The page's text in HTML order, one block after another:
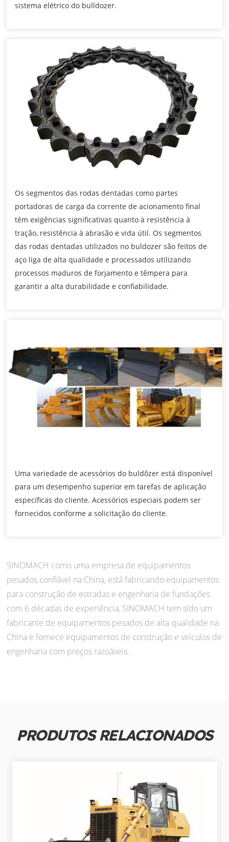
sistema elétrico do bulldozer.
Os segmentos das rodas dentadas como partes
portadoras de carga da corrente de acionamento final
têm exigências significativas quanto à resistência à
tração, resistência à abrasão e vida útil. Os segmentos
das rodas dentadas utilizados no buldozer são feitos de
aço liga de alta qualidade e processados utilizando
processos maduros de forjamento e têmpera para
garantir a alta durabilidade e confiabilidade.
Uma variedade de acessórios do buldôzer está disponível
para um desempenho superior em tarefas de aplicação
específicas do cliente. Acessórios especiais podem ser
fornecidos conforme a solicitação do cliente.
SINOMACH como uma empresa de equipamentos
pesados confiável na China, está fabricando equipamentos
para construção de estradas e engenharia de fundações
com 6 décadas de experiência, SINOMACH tem sido um
fabricante de equipamentos pesados de alta qualidade na
China e fornece equipamentos de construção e veículos de
engenharia com preços razoáveis.
PRODUTOS RELACIONADOS